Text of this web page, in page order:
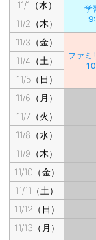
11/1（水）
学
11/2（木）
11/3（金）
ファミ
11/4（土）
11/5（日）
11/6（月）
11/7（火）
11/8（水）
11/9（木）
11/10（金）
11/11（土）
11/12（日）
11/13（月）